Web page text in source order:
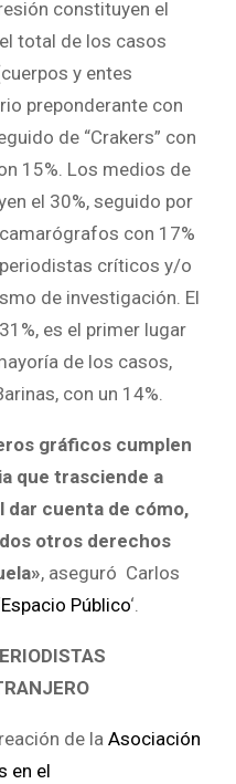
constituyen el
total de los casos
y entes
preponderante con
de “Crakers” con
15%. Los medios de
el 30%, seguido por
con 17%
críticos y/o
de investigación. El
es el primer lugar
de los casos,
con un 14%.
gráficos cumplen
que trasciende a
dar cuenta de cómo,
otros derechos
, aseguró Carlos
Espacio Público‘.
de la Asociación
en el